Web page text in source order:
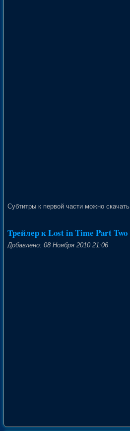
Субтитры к первой части можно скачать
Трейлер к Lost in Time Part Two
Добавлено: 08 Ноября 2010 21:06